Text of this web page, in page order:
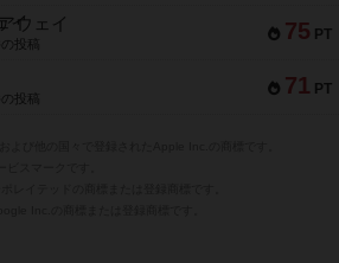
75 PT
ウェイ
投稿
71 PT
の投稿